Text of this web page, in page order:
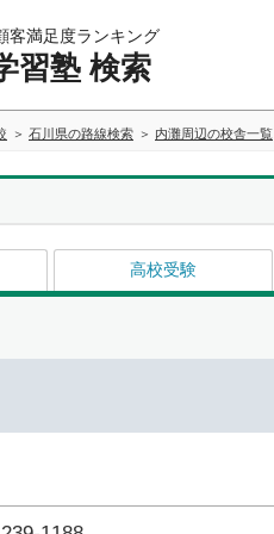
客満足度ランキング
習塾 検索
石川県の路線検索 内灘周辺の校舎一覧
高校受験